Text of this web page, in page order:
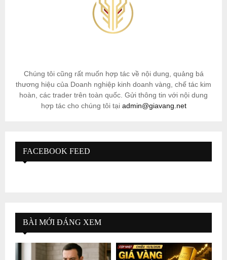
Chúng tôi cũng rất muốn hợp tác về nội dung, quảng bá
thương hiệu của Doanh nghiệp kinh doanh vàng, chế tác kim
hoàn, các trader trên toàn quốc. Gửi thông tin với nội dung
hợp tác cho chúng tôi tại admin@giavang.net
FACEBOOK FEED
BÀI MỚI ĐÁNG XEM